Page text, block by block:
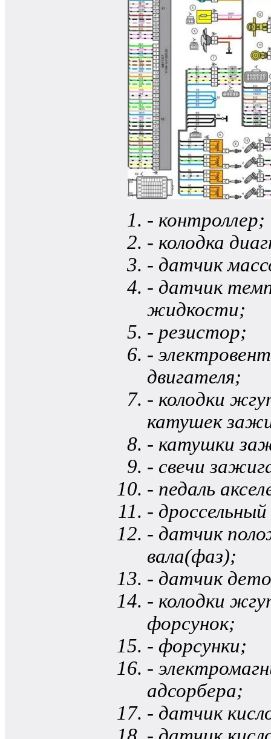
- контроллер;
- колодка
- датчик
- датчик
жидкости;
- резистор;
-
двигателя;
- колодки
катушек
- катушки
- свечи
- педаль
-
- датчик
вала(фаз);
- датчик
- колодки
форсунок;
- форсунки;
-
адсорбера;
- датчик